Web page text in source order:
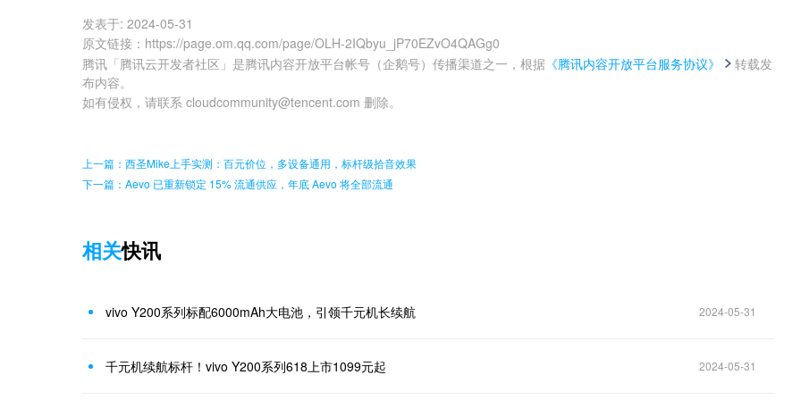
发表于: 2024-05-31
原文链接 ： https://page.om.qq.com/page/OLH-2IQbyu_jP70EZvO4QAGg0
腾讯「腾讯云开发者社区」是腾讯内容开放平台帐号（企鹅号）传播渠道之一，根据 《腾讯内容开放平台服务协议》
转载发
布内容。
如有侵权，请联系 cloudcommunity@tencent.com 删除。
上一篇：西圣Mike上手实测：百元价位，多设备通用，标杆级拾音效果
下一篇：Aevo 已重新锁定 15% 流通供应，年底 Aevo 将全部流通
相关快讯
vivo Y200系列标配6000mAh大电池，引领千元机长续航 2024-05-31
千元机续航标杆！vivo Y200系列618上市1099元起 2024-05-31